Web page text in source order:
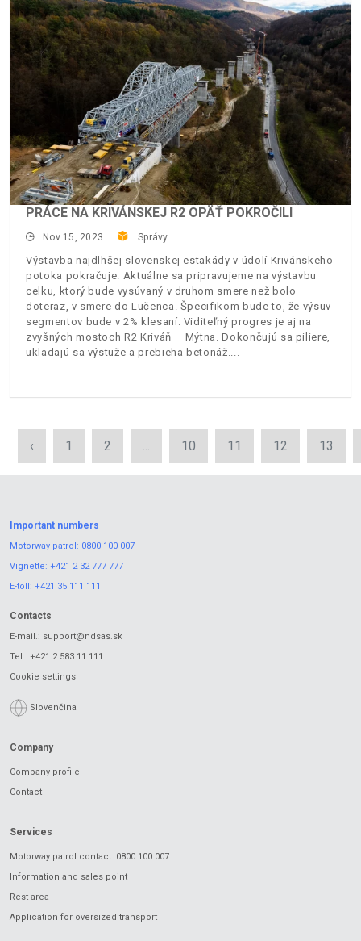
PRÁCE NA KRIVÁNSKEJ R2 OPÄŤ POKROČILI
Nov 15, 2023 Správy
Výstavba najdlhšej slovenskej estakády v údolí Krivánskeho
potoka pokračuje. Aktuálne sa pripravujeme na výstavbu
celku, ktorý bude vysúvaný v druhom smere než bolo
doteraz, v smere do Lučenca. Špecifikom bude to, že výsuv
segmentov bude v 2% klesaní. Viditeľný progres je aj na
zvyšných mostoch R2 Kriváň – Mýtna. Dokončujú sa piliere,
ukladajú sa výstuže a prebieha betonáž.
‹ 1 2 ... 10 11 12 13
Important numbers
Motorway patrol: 0800 100 007
Vignette: +421 2 32 777 777
E-toll: +421 35 111 111
Contacts
E-mail.: support@ndsas.sk
Tel.: +421 2 583 11 111
Cookie settings
Slovenčina
Company
Company profile
Contact
Services
Motorway patrol contact: 0800 100 007
Information and sales point
Rest area
Application for oversized transport